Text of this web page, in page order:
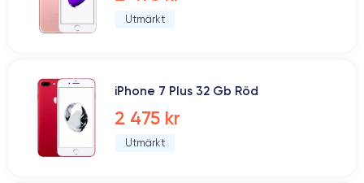
Utmärkt
iPhone 7 Plus 32 Gb Röd
2 475 kr
Utmärkt